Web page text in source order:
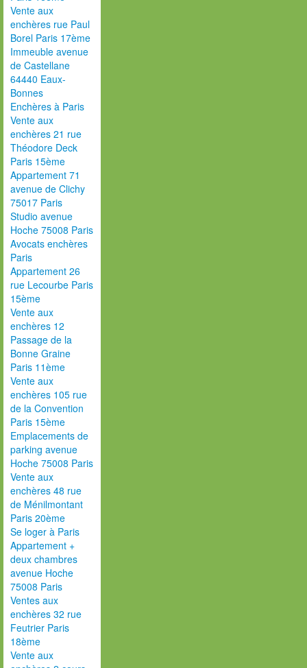
Vente aux
enchères rue Paul
Borel Paris 17ème
Immeuble avenue
de Castellane
64440 Eaux-
Bonnes
Enchères à Paris
Vente aux
enchères 21 rue
Théodore Deck
Paris 15ème
Appartement 71
avenue de Clichy
75017 Paris
Studio avenue
Hoche 75008 Paris
Avocats enchères
Paris
Appartement 26
rue Lecourbe Paris
15ème
Vente aux
enchères 12
Passage de la
Bonne Graine
Paris 11ème
Vente aux
enchères 105 rue
de la Convention
Paris 15ème
Emplacements de
parking avenue
Hoche 75008 Paris
Vente aux
enchères 48 rue
de Ménilmontant
Paris 20ème
Se loger à Paris
Appartement +
deux chambres
avenue Hoche
75008 Paris
Ventes aux
enchères 32 rue
Feutrier Paris
18ème
Vente aux